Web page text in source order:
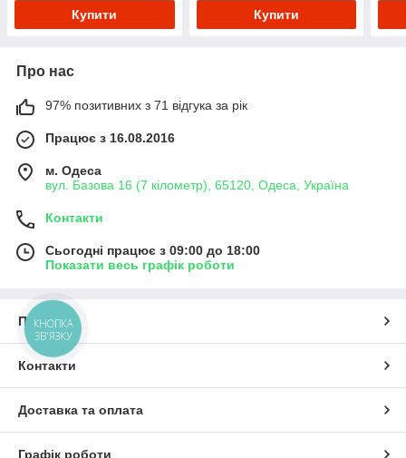
Купити Купити
Про нас
97% позитивних з 71 відгука за рік
Працює з 16.08.2016
м. Одеса
вул. Базова 16 (7 кілометр), 65120, Одеса, Україна
Контакти
Сьогодні працює з 09:00 до 18:00
Показати весь графік роботи
Про нас
Контакти
Доставка та оплата
Графік роботи
КНОПКА
ЗВ'ЯЗКУ